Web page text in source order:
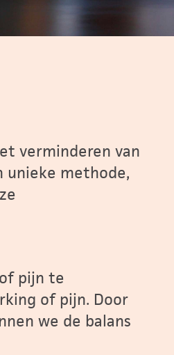
verminderen van
unieke methode,
pijn te
of pijn. Door
we de balans